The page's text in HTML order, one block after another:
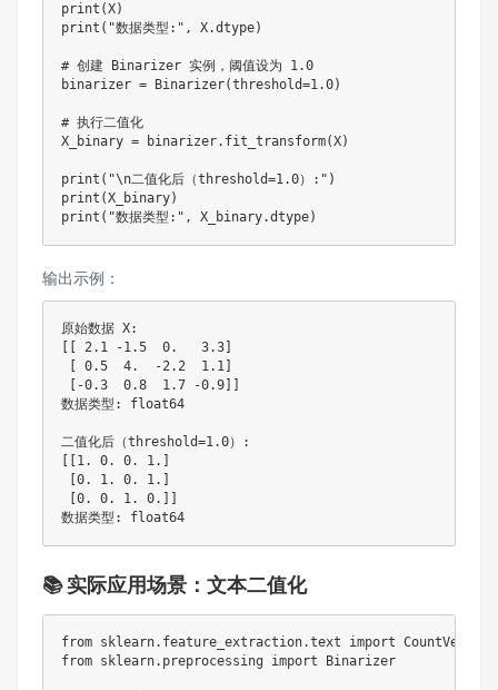
print (X)
print ( "数据类型:" , X.dtype)
# 创建 Binarizer 实例，阈值设为 1.0
binarizer = Binarizer(threshold=1.0)
# 执行二值化
X_binary = binarizer. fit_transform(X)
print ( "\n二值化后（threshold=1.0）:" )
print (X_binary)
print ( "数据类型:" , X_binary.dtype)
输出示例：
原始数据 X:
2.1 -1.5 0. 3.3
0.5 4. -2.2 1.1
-0.3 0.8 1.7 -0.9
数据类型 : float64
二值化后（threshold=1.0）
:
1. 0. 0. 1.
0. 1. 0. 1.
0. 0. 1. 0.
数据类型 :
📚 实际应用场景：文本二值化
from sklearn. feature_extraction.text import
from sklearn. preprocessing import Binarizer